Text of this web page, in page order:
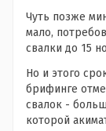
Чуть позже
мало,
свалки до 15
Но и этого
брифинге
свалок -
которой